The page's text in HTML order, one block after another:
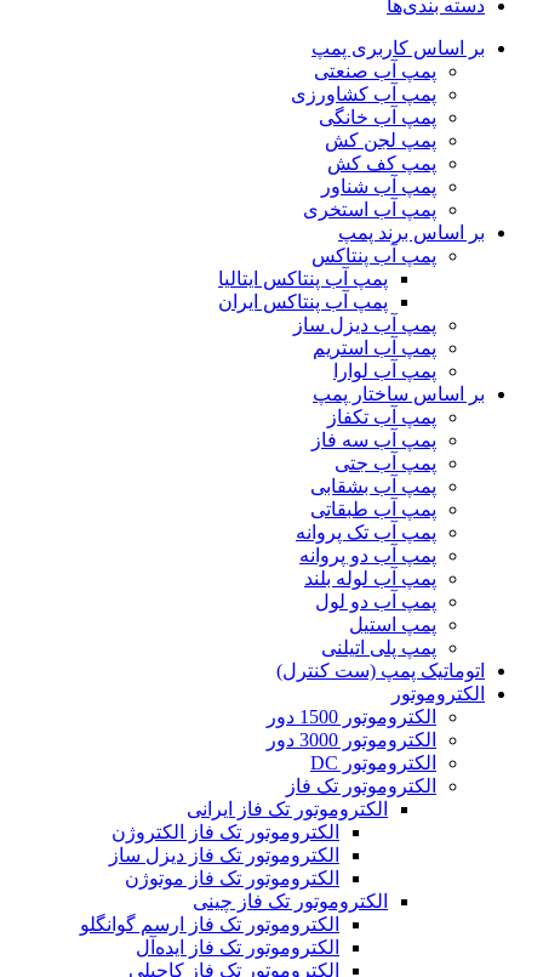
دسته بندی‌ها
بر اساس کاربری پمپ
پمپ آب صنعتی
پمپ آب کشاورزی
پمپ آب خانگی
پمپ لجن کش
پمپ کف کش
پمپ آب شناور
پمپ آب استخری
بر اساس برند پمپ
پمپ آب پنتاکس
پمپ آب پنتاکس ایتالیا
پمپ آب پنتاکس ایران
پمپ آب دیزل ساز
پمپ آب استریم
پمپ آب لوارا
بر اساس ساختار پمپ
پمپ آب تکفاز
پمپ آب سه فاز
پمپ آب جتی
پمپ آب بشقابی
پمپ آب طبقاتی
پمپ آب تک پروانه
پمپ آب دو پروانه
پمپ آب لوله بلند
پمپ آب دو لول
پمپ استیل
پمپ پلی اتیلنی
اتوماتیک پمپ (ست کنترل)
الکتروموتور
الکتروموتور 1500 دور
الکتروموتور 3000 دور
الکتروموتور DC
الکتروموتور تک فاز
الکتروموتور تک فاز ایرانی
الکتروموتور تک فاز الکتروژن
الکتروموتور تک فاز دیزل ساز
الکتروموتور تک فاز موتوژن
الکتروموتور تک فاز چینی
الکتروموتور تک فاز ارسم گوانگلو
الکتروموتور تک فاز ایده‌آل
الکتروموتور تک فاز کاجیلی